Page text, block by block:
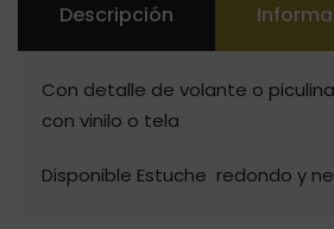
Descripción
Con detalle de volante o
con vinilo o tela
Disponible Estuche redondo y